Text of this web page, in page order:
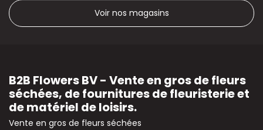
Voir nos magasins
B2B Flowers BV - Vente en gros de fleurs
séchées, de fournitures de fleuristerie et
de matériel de loisirs.
Vente en gros de fleurs séchées